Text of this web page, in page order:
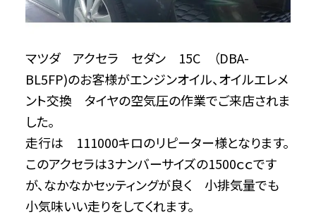
マツダ アクセラ セダン 15C （DBA-
BL5FP)のお客様がエンジンオイル、オイルエレメ
ント交換 タイヤの空気圧の作業でご来店されま
した。
走行は 111000キロのリピーター様となります。
このアクセラは3ナンバーサイズの1500ｃｃです
が、なかなかセッティングが良く 小排気量でも
小気味いい走りをしてくれます。